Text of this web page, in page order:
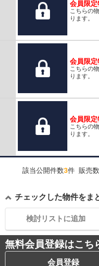
会員限定
こちらの
ります。
会員限定
こちらの
ります。
会員限定
こちらの
ります。
該当公開件数3件 販売数
チェックした物件をま
検討リストに追加
無料会員登録はこち
会員登録